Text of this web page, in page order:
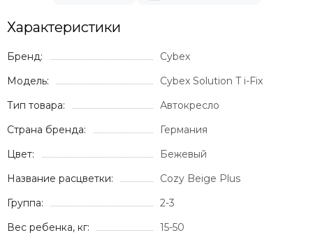
Характеристики
Бренд:
Cybex
Модель:
Cybex Solution T i-Fix
Тип товара:
Автокресло
Страна бренда:
Германия
Цвет:
Бежевый
Название расцветки:
Cozy Beige Plus
Группа:
2-3
Вес ребенка, кг:
15-50